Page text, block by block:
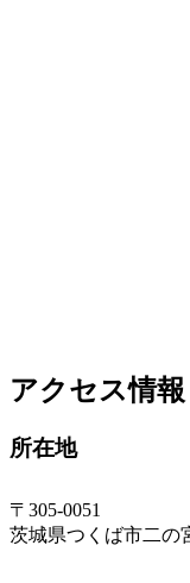
アクセス情報
所在地
〒305-0051
茨城県つくば市二の